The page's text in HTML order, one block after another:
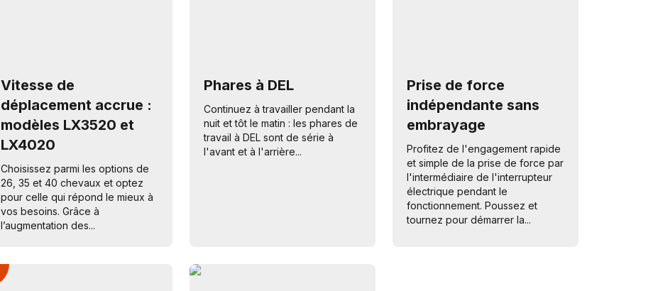
Vitesse de
déplacement accrue :
modèles LX3520 et
LX4020
Choisissez parmi les options de
26, 35 et 40 chevaux et optez
pour celle qui répond le mieux à
vos besoins. Grâce à
l’augmentation des...
Phares à DEL
Continuez à travailler pendant la
nuit et tôt le matin : les phares de
travail à DEL sont de série à
l'avant et à l'arrière...
Prise de force
indépendante sans
embrayage
Profitez de l'engagement rapide
et simple de la prise de force par
l'intermédiaire de l'interrupteur
électrique pendant le
fonctionnement. Poussez et
tournez pour démarrer la...